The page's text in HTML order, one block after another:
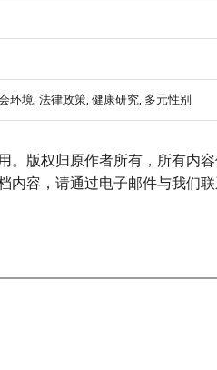
环境, 法律政策, 健康研究, 多元性别
。版权归原作者所有，所有内
容，请通过电子邮件与我们联